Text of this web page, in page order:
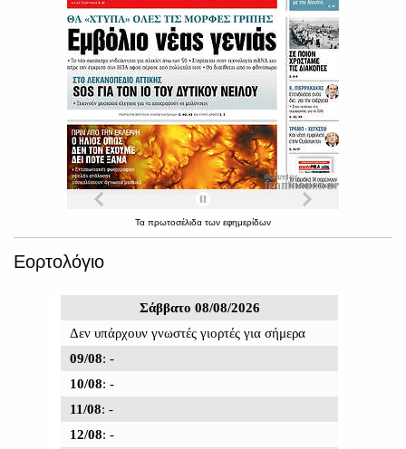
Τα πρωτοσέλιδα των εφημερίδων
Εορτολόγιο